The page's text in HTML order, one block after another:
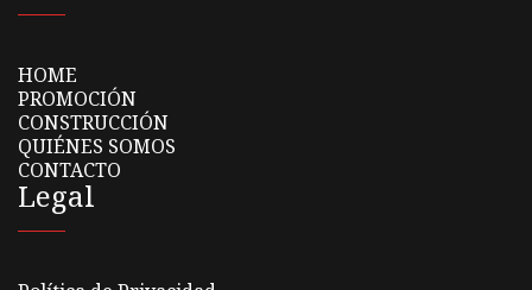
HOME
PROMOCIÓN
CONSTRUCCIÓN
QUIÉNES SOMOS
CONTACTO
Legal